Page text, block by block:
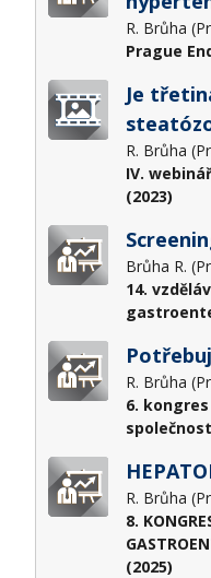
R. Brůha
Prague
Je
R. Brůha
IV.
(2023)
Brůha R.
14.
R. Brůha
6.
R. Brůha
8.
(2025)